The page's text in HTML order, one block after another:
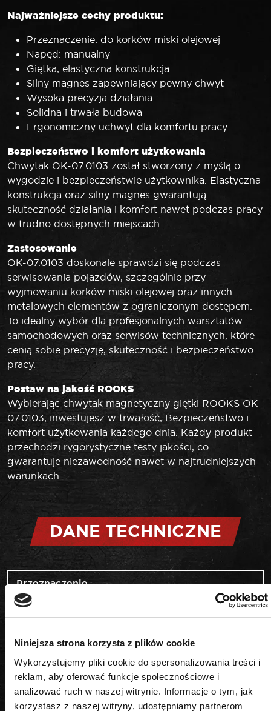
Niniejsza strona korzysta z plików cookie
Wykorzystujemy pliki cookie do spersonalizowania treści i
reklam, aby oferować funkcje społecznościowe i
analizować ruch w naszej witrynie. Informacje o tym, jak
korzystasz z naszej witryny, udostępniamy partnerom
Najważniejsze cechy produktu:
Przeznaczenie: do korków miski olejowej
Napęd: manualny
Giętka, elastyczna konstrukcja
Silny magnes zapewniający pewny chwyt
Wysoka precyzja działania
Solidna i trwała budowa
Ergonomiczny uchwyt dla komfortu pracy
Bezpieczeństwo i komfort użytkowania
Chwytak OK-07.0103 został stworzony z myślą o
wygodzie i bezpieczeństwie użytkownika. Elastyczna
konstrukcja oraz silny magnes gwarantują
skuteczność działania i komfort nawet podczas pracy
w trudno dostępnych miejscach.
Zastosowanie
OK-07.0103 doskonale sprawdzi się podczas
serwisowania pojazdów, szczególnie przy
wyjmowaniu korków miski olejowej oraz innych
metalowych elementów z ograniczonym dostępem.
To idealny wybór dla profesjonalnych warsztatów
samochodowych oraz serwisów technicznych, które
cenią sobie precyzję, skuteczność i bezpieczeństwo
pracy.
Postaw na jakość ROOKS
Wybierając chwytak magnetyczny giętki ROOKS OK-
07.0103, inwestujesz w trwałość, Bezpieczeństwo i
komfort użytkowania każdego dnia. Każdy produkt
przechodzi rygorystyczne testy jakości, co
gwarantuje niezawodność nawet w najtrudniejszych
warunkach.
DANE TECHNICZNE
Przeznaczenie
do korków oleju
PODOBNE PRODUKTY